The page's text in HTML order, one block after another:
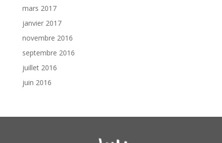
mars 2017
janvier 2017
novembre 2016
septembre 2016
juillet 2016
juin 2016